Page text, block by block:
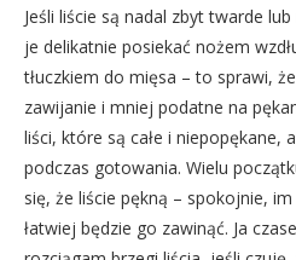
Jeśli liście są nadal zbyt twarde
je delikatnie posiekać nożem
tłuczkiem do mięsa – to sprawi,
zawijanie i mniej podatne na
liści, które są całe i niepopękane,
podczas gotowania. Wielu
się, że liście pękną – spokojnie,
łatwiej będzie go zawinąć. Ja